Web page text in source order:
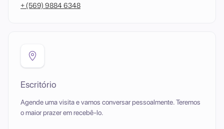
+ (569) 9884 6348
Escritório
Agende uma visita e vamos conversar pessoalmente. Teremos
o maior prazer em recebê-lo.